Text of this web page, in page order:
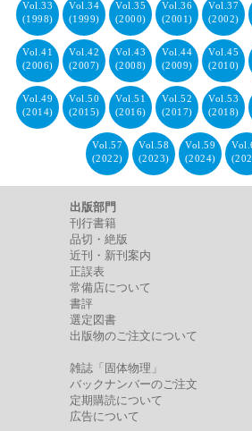
Vol.33
(1998)
Vol.34
(1999)
Vol.35
(2000)
Vol.36
(2001)
Vol.37
(2002)
Vol.41
(2006)
Vol.42
(2007)
Vol.43
(2008)
Vol.44
(2009)
Vol.45
(2010)
Vol.49
(2014)
Vol.50
(2015)
Vol.51
(2016)
Vol.52
(2017)
Vol.53
(2018)
Vol.57
(2022)
Vol.58
(2023)
Vol.59
(2024)
出版部門
刊行書籍
品切・絶版
近刊・新刊案内
正誤表
常備店について
書評
選定図書
出版物のご注文について
雑誌「固体物理」
バックナンバーのご注文
定期購読について
広告について